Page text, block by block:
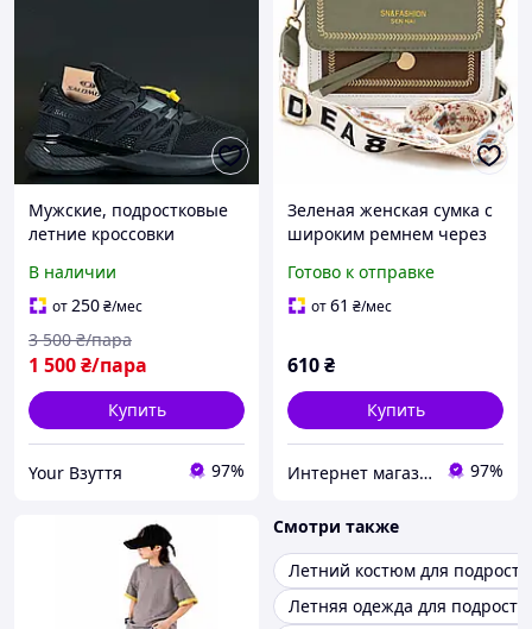
Мужские, подростковые
летние кроссовки
Advanced
В наличии
от250₴/мес
1 500₴/пара
3 500 ₴/пара
Купить
Your Взуття 97%
Зеленая женская сумка с
широким ремнем через
сумочка 19х16х5см
летняя для подростков
Готово к отправке
от61 ₴/мес
610₴
Купить
Интернет магазин Бензоград 97%
Смотри также
Летний костюм для
Летняя одежда для